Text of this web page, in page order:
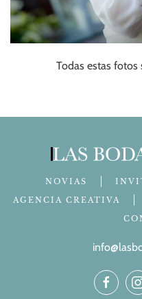
Todas estas fotos
NOVIAS
AGENCIA CREATIVA